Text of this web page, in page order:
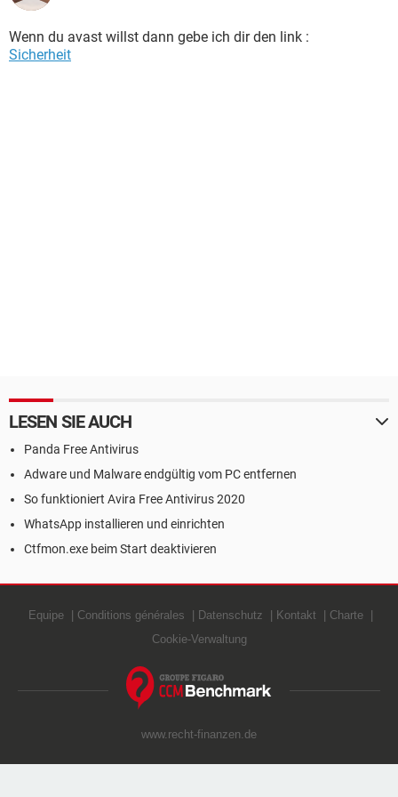
Wenn du avast willst dann gebe ich dir den link :
Sicherheit
LESEN SIE AUCH
Panda Free Antivirus
Adware und Malware endgültig vom PC entfernen
So funktioniert Avira Free Antivirus 2020
WhatsApp installieren und einrichten
Ctfmon.exe beim Start deaktivieren
Equipe Conditions générales Datenschutz Kontakt
Charte
Cookie-Verwaltung
www.recht-finanzen.de